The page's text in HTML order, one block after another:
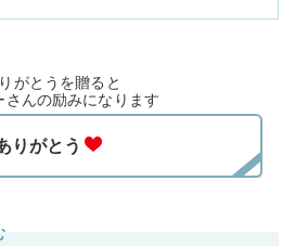
がとうを贈ると
さんの励みになります